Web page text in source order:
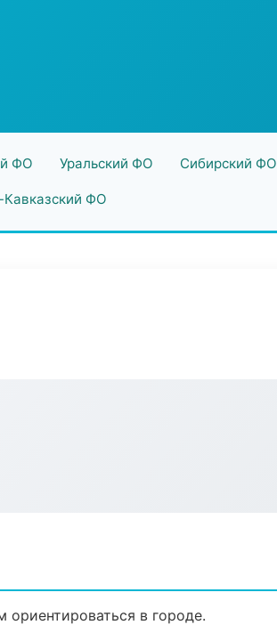
ФО Уральский ФО Сибирский ФО
ФО
ориентироваться в городе.